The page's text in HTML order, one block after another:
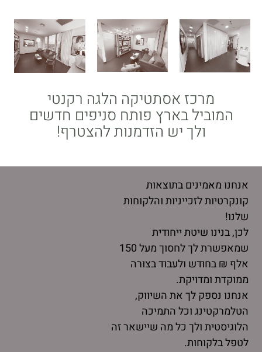
מרכז אסתטיקה הלגה רקנטי
המוביל בארץ פותח סניפים חדשים
ולך יש הזדמנות להצטרף!
אנחנו מאמינים בתוצאות
קונקרטיות לזכייניות והלקוחות
שלנו!
לכן, בנינו שיטת ייחודית
שמאפשרת לך לחסוך מעל 150
אלף ₪ בחודש ולעבוד בצורה
ממוקדת ומדויקת.
אנחנו נספק לך את השיווק,
הטלמרקטינג וכל התמיכה
הלוגיסטית ולך כל מה שיישאר זה
לטפל בלקוחות.